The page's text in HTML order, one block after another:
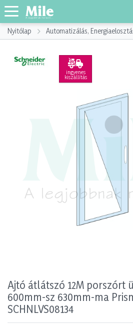
Nyitólap Automatizálás,
ingyenes
kiszállítás
Ajtó átlátszó 12M porszórt
600mm-sz 630mm-ma
SCHNLVS08134